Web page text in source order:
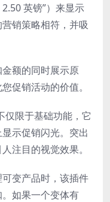
英镑”）来显示
销策略相符，并吸
额的同时展示原
促销活动的价值。
仅限于基础功能，它
示促销闪光。突出
注目的视觉效果。
变产品时，该插件
如果一个变体有